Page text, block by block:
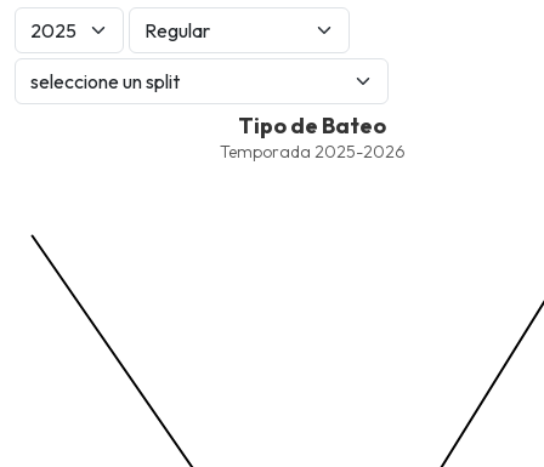
The chart has 1 X axis displaying values. Data ranges from -
The chart has 1 Y axis displaying values. Data ranges from -
Tipo de Bateo
Temporada 2025-2026